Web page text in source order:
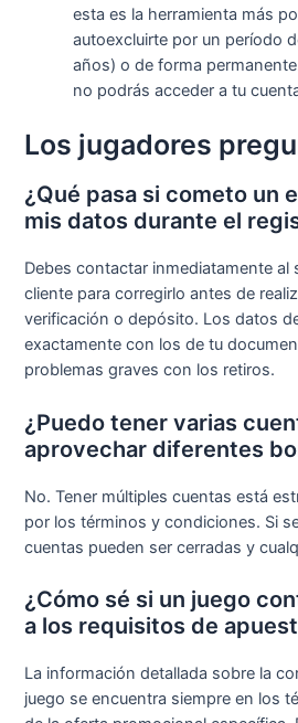
esta es la herramienta más
autoexcluirte por un período
años) o de forma
no podrás acceder a tu
Los jugadores
¿Qué pasa si cometo un
mis datos durante el
Debes contactar inmediatamente al
cliente para corregirlo antes de
verificación o depósito. Los datos
exactamente con los de tu
problemas graves con los retiros.
¿Puedo tener varias
aprovechar diferentes
No. Tener múltiples cuentas está
por los términos y condiciones. Si
cuentas pueden ser cerradas y
¿Cómo sé si un juego
a los requisitos de
La información detallada sobre la
juego se encuentra siempre en los